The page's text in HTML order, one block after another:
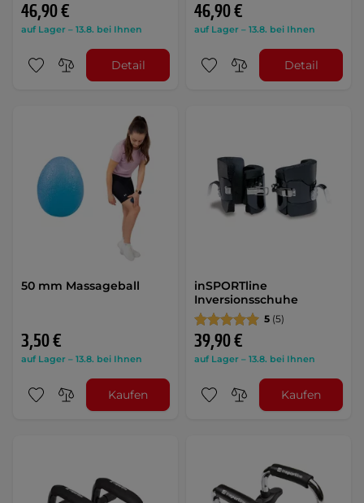
46,90 €
auf Lager – 13.8. bei Ihnen
Detail
46,90 €
auf Lager – 13.8. bei Ihnen
Detail
50 mm Massageball
3,50 €
auf Lager – 13.8. bei Ihnen
Kaufen
inSPORTline
Inversionsschuhe
5 (5)
39,90 €
auf Lager – 13.8. bei Ihnen
Kaufen